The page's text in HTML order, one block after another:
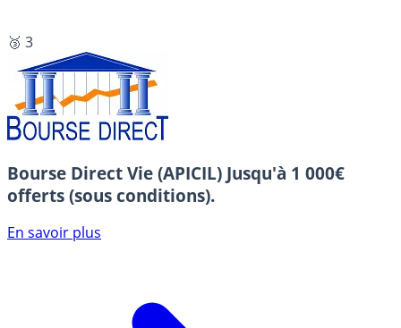
🥉 3
Bourse Direct Vie (APICIL) Jusqu'à 1 000€
offerts (sous conditions).
En savoir plus